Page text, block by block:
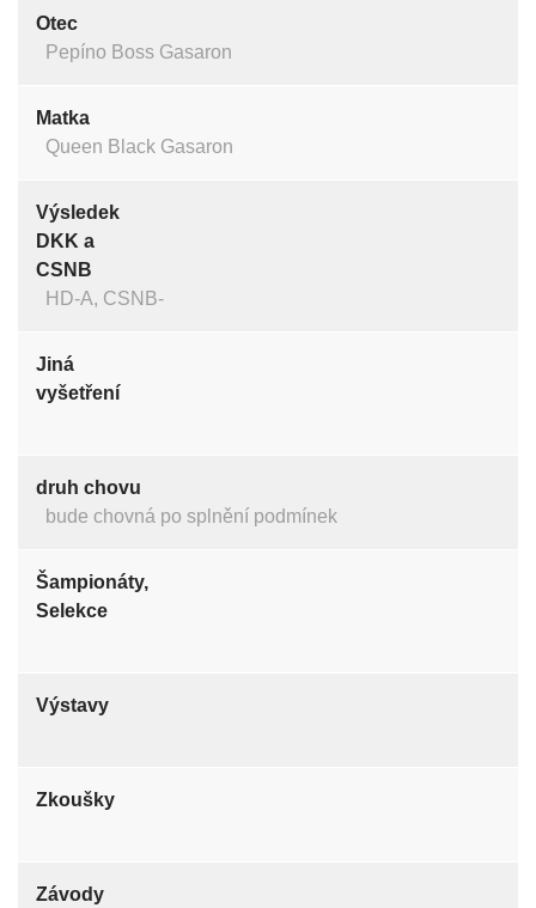
Otec
Pepíno Boss Gasaron
Matka
Queen Black Gasaron
Výsledek
DKK a
CSNB
HD-A, CSNB-
Jiná
vyšetření
druh chovu
bude chovná po splnění podmínek
Šampionáty,
Selekce
Výstavy
Zkoušky
Závody